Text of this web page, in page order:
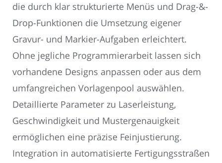
die durch klar strukturierte Menüs und Drag-&-
Drop-Funktionen die Umsetzung eigener
Gravur- und Markier-Aufgaben erleichtert.
Ohne jegliche Programmierarbeit lassen sich
vorhandene Designs anpassen oder aus dem
umfangreichen Vorlagenpool auswählen.
Detaillierte Parameter zu Laserleistung,
Geschwindigkeit und Mustergenauigkeit
ermöglichen eine präzise Feinjustierung.
Integration in automatisierte Fertigungsstraßen